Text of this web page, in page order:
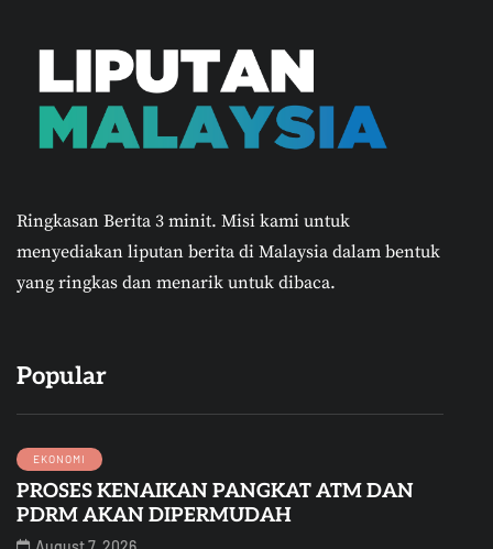
Ringkasan Berita 3 minit. Misi kami untuk
menyediakan liputan berita di Malaysia dalam bentuk
yang ringkas dan menarik untuk dibaca.
Popular
EKONOMI
PROSES KENAIKAN PANGKAT ATM DAN
PDRM AKAN DIPERMUDAH